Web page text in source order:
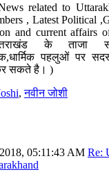
related to
, Latest Political
and current affairs
के ताजा
पहलुओं पर
सकते है। )
,नवीन जोशी
05:11:43 AM Re: